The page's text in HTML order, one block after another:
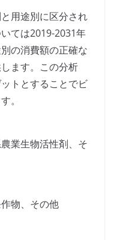
用途別に区分され
ては2019-2031年
の消費額の正確な
ます。この分析
トとすることでビ
。
業生物活性剤、そ
物、その他